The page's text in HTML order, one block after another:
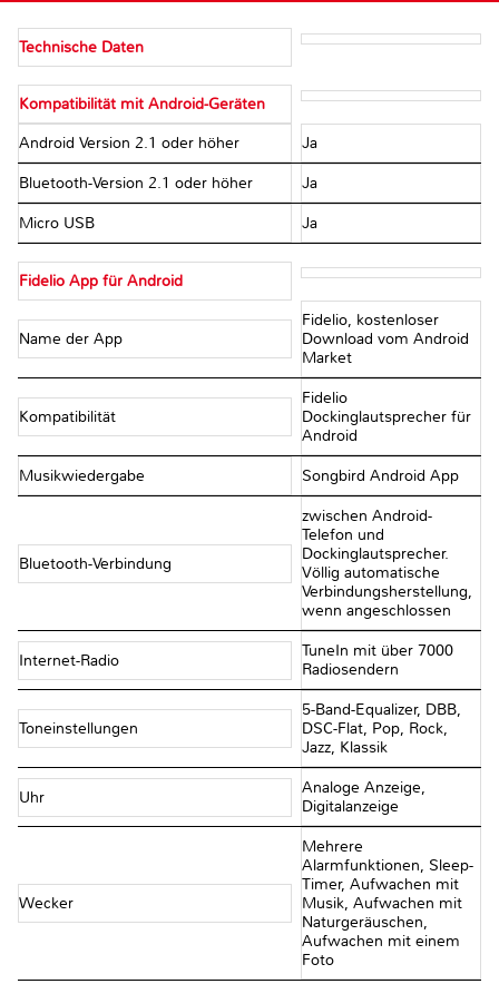
Technische Daten
Kompatibilität mit Android-Geräten
Android Version 2.1 oder höher Ja
Bluetooth-Version 2.1 oder höher Ja
Micro USB Ja
Fidelio App für Android
Name der App
Fidelio, kostenloser
Download vom Android
Market
Kompatibilität
Fidelio
Dockinglautsprecher für
Android
Musikwiedergabe Songbird Android App
Bluetooth-Verbindung
zwischen Android-
Telefon und
Dockinglautsprecher.
Völlig automatische
Verbindungsherstellung,
wenn angeschlossen
Internet-Radio
TuneIn mit über 7000
Radiosendern
Toneinstellungen
5-Band-Equalizer, DBB,
DSC-Flat, Pop, Rock,
Jazz, Klassik
Uhr
Analoge Anzeige,
Digitalanzeige
Wecker
Mehrere
Alarmfunktionen, Sleep-
Timer, Aufwachen mit
Musik, Aufwachen mit
Naturgeräuschen,
Aufwachen mit einem
Foto